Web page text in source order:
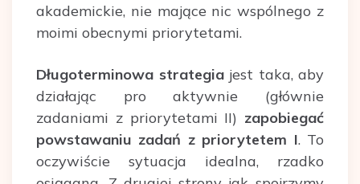
akademickie, nie mające nic wspólnego z
moimi obecnymi priorytetami.
Długoterminowa strategiajest taka, aby
działając pro aktywnie (głównie
zadaniami z priorytetami II) zapobiegać
powstawaniu zadań z priorytetem I. To
oczywiście sytuacja idealna, rzadko